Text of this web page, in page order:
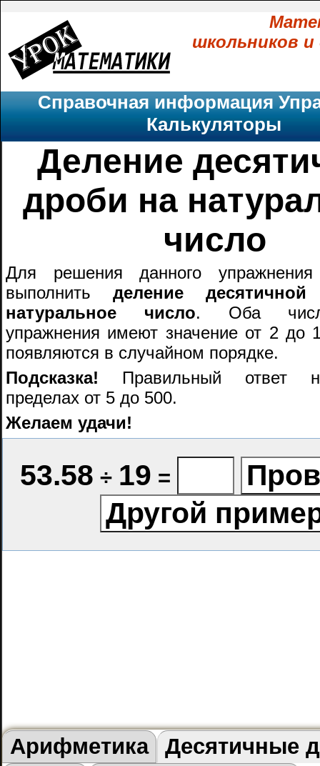
школьников
Справочная информация
Калькуляторы
Деление
дроби на
число
Для решения данного упражнения
выполнить деление
натуральное число. Оба
упражнения имеют значение от 2 до
появляются в случайном порядке.
Подсказка! Правильный ответ
пределах от 5 до 500.
Желаем удачи!
53.58 ÷ 19 =
Арифметика
Десятичные